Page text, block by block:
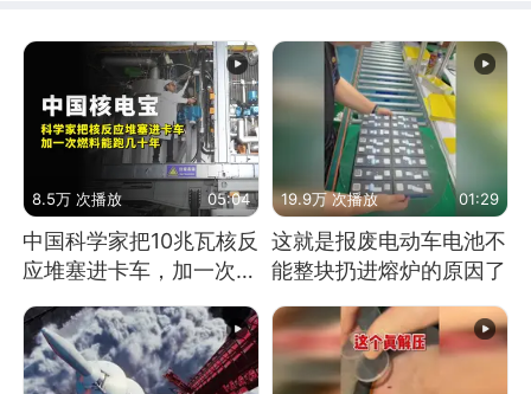
8.5万 次播放 05:04
中国科学家把10兆瓦核反
应堆塞进卡车，加一次燃
料能跑几十年
19.9万 次播放 01:29
这就是报废电动车电池不
能整块扔进熔炉的原因了